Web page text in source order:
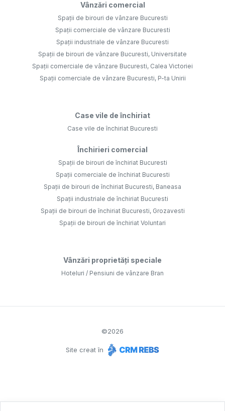
Vânzări comercial
Spații de birouri de vânzare Bucuresti
Spații comerciale de vânzare Bucuresti
Spații industriale de vânzare Bucuresti
Spații de birouri de vânzare Bucuresti, Universitate
Spații comerciale de vânzare Bucuresti, Calea Victoriei
Spații comerciale de vânzare Bucuresti, P-ta Unirii
Case vile de închiriat
Case vile de închiriat Bucuresti
Închirieri comercial
Spații de birouri de închiriat Bucuresti
Spații comerciale de închiriat Bucuresti
Spații de birouri de închiriat Bucuresti, Baneasa
Spații industriale de închiriat Bucuresti
Spații de birouri de închiriat Bucuresti, Grozavesti
Spații de birouri de închiriat Voluntari
Vânzări proprietăți speciale
Hoteluri / Pensiuni de vânzare Bran
©2026
Site creat în